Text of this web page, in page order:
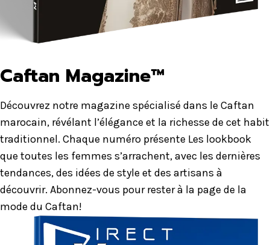
Caftan Magazine™
Découvrez notre magazine spécialisé dans le Caftan
marocain, révélant l’élégance et la richesse de cet habit
traditionnel. Chaque numéro présente Les lookbook
que toutes les femmes s’arrachent, avec les dernières
tendances, des idées de style et des artisans à
découvrir. Abonnez-vous pour rester à la page de la
mode du Caftan!